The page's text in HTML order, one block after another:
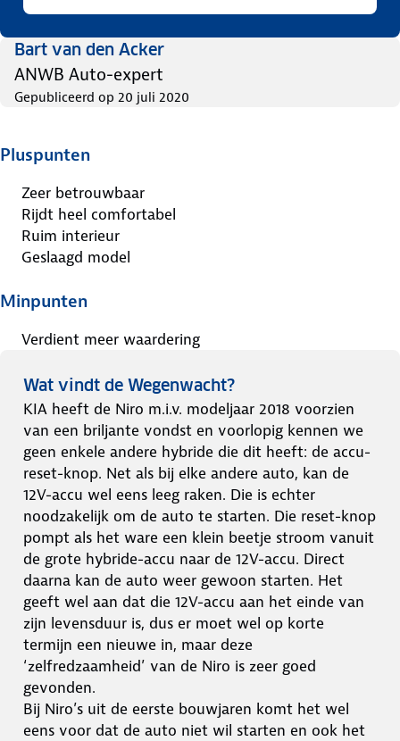
Bart van den Acker
ANWB Auto-expert
Gepubliceerd op 20 juli 2020
Pluspunten
Zeer betrouwbaar
Rijdt heel comfortabel
Ruim interieur
Geslaagd model
Minpunten
Verdient meer waardering
Wat vindt de Wegenwacht?
KIA heeft de Niro m.i.v. modeljaar 2018 voorzien
van een briljante vondst en voorlopig kennen we
geen enkele andere hybride die dit heeft: de accu-
reset-knop. Net als bij elke andere auto, kan de
12V-accu wel eens leeg raken. Die is echter
noodzakelijk om de auto te starten. Die reset-knop
pompt als het ware een klein beetje stroom vanuit
de grote hybride-accu naar de 12V-accu. Direct
daarna kan de auto weer gewoon starten. Het
geeft wel aan dat die 12V-accu aan het einde van
zijn levensduur is, dus er moet wel op korte
termijn een nieuwe in, maar deze
‘zelfredzaamheid’ van de Niro is zeer goed
gevonden.
Bij Niro’s uit de eerste bouwjaren komt het wel
eens voor dat de auto niet wil starten en ook het